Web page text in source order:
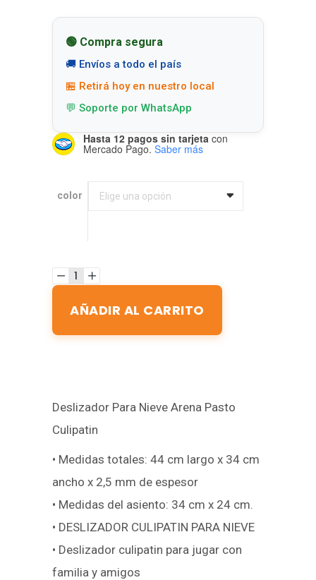
🟢 Compra segura
🚚 Envíos a todo el país
🏪 Retirá hoy en nuestro local
💬 Soporte por WhatsApp
Hasta 12 pagos sin tarjeta con
Mercado Pago. Saber más
color Elige una opción
color
AÑADIR AL CARRITO
Deslizador Para Nieve Arena Pasto
Culipatin
• Medidas totales: 44 cm largo x 34 cm
ancho x 2,5 mm de espesor
• Medidas del asiento: 34 cm x 24 cm.
• DESLIZADOR CULIPATIN PARA NIEVE
• Deslizador culipatin para jugar con
familia y amigos